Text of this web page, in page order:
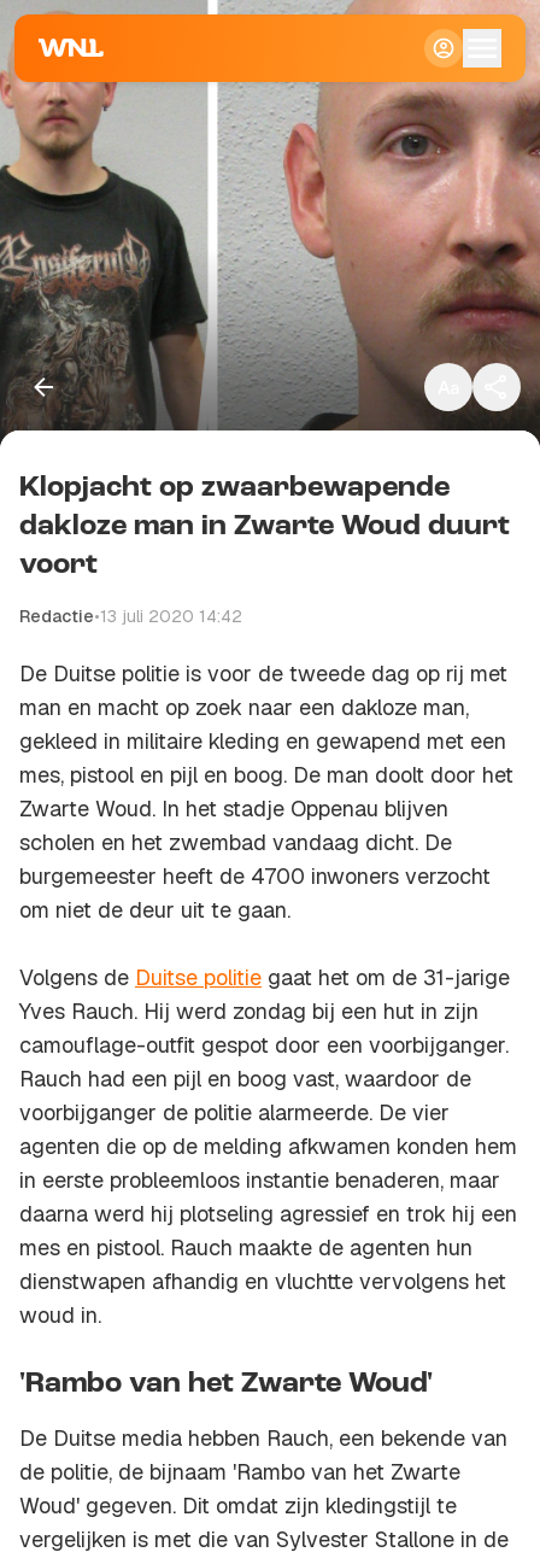
Standaard
Kopieer link
Klopjacht op zwaarbewapende
dakloze man in Zwarte Woud duurt
voort
Redactie•13 juli 2020 14:42
De Duitse politie is voor de tweede dag op rij met
man en macht op zoek naar een dakloze man,
gekleed in militaire kleding en gewapend met een
mes, pistool en pijl en boog. De man doolt door het
Zwarte Woud. In het stadje Oppenau blijven
scholen en het zwembad vandaag dicht. De
burgemeester heeft de 4700 inwoners verzocht
om niet de deur uit te gaan.
Volgens de Duitse politie gaat het om de 31-jarige
Yves Rauch. Hij werd zondag bij een hut in zijn
camouflage-outfit gespot door een voorbijganger.
Rauch had een pijl en boog vast, waardoor de
voorbijganger de politie alarmeerde. De vier
agenten die op de melding afkwamen konden hem
in eerste probleemloos instantie benaderen, maar
daarna werd hij plotseling agressief en trok hij een
mes en pistool. Rauch maakte de agenten hun
dienstwapen afhandig en vluchtte vervolgens het
woud in.
'Rambo van het Zwarte Woud'
De Duitse media hebben Rauch, een bekende van
de politie, de bijnaam 'Rambo van het Zwarte
Woud' gegeven. Dit omdat zijn kledingstijl te
vergelijken is met die van Sylvester Stallone in de